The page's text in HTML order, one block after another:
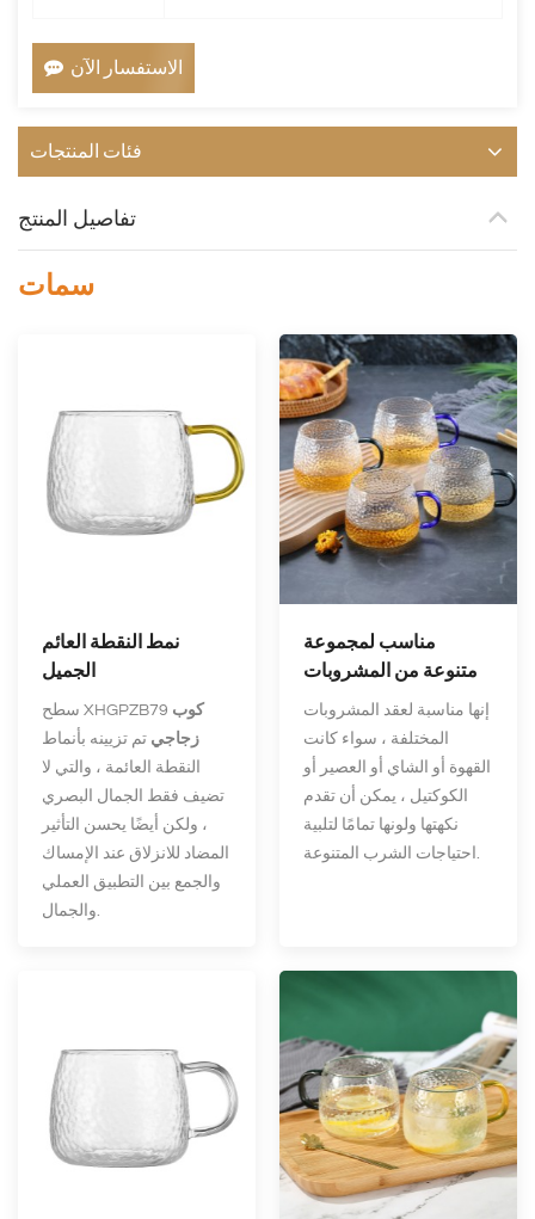
الاستفسار الآن
فئات المنتجات
تفاصيل المنتج
سمات
نمط النقطة العائم
الجميل
سطح XHGPZB79 كوب
زجاجي تم تزيينه بأنماط
النقطة العائمة ، والتي لا
تضيف فقط الجمال البصري
، ولكن أيضًا يحسن التأثير
المضاد للانزلاق عند الإمساك
والجمع بين التطبيق العملي
مناسب لمجموعة
متنوعة من المشروبات
إنها مناسبة لعقد المشروبات
المختلفة ، سواء كانت
القهوة أو الشاي أو العصير أو
الكوكتيل ، يمكن أن تقدم
نكهتها ولونها تمامًا لتلبية